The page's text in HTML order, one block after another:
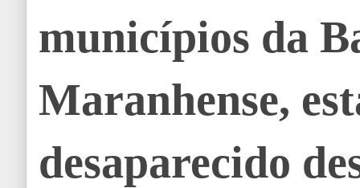
municípios da
Maranhense,
desaparecido